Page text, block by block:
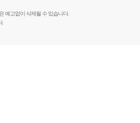
예고없이 삭제될 수 있습니다.
.